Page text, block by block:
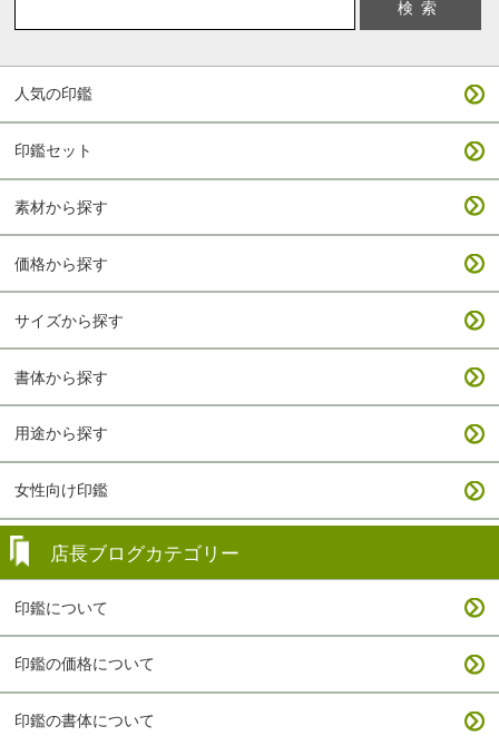
人気の印鑑
印鑑セット
素材から探す
価格から探す
サイズから探す
書体から探す
用途から探す
女性向け印鑑
店長ブログカテゴリー
印鑑について
印鑑の価格について
印鑑の書体について